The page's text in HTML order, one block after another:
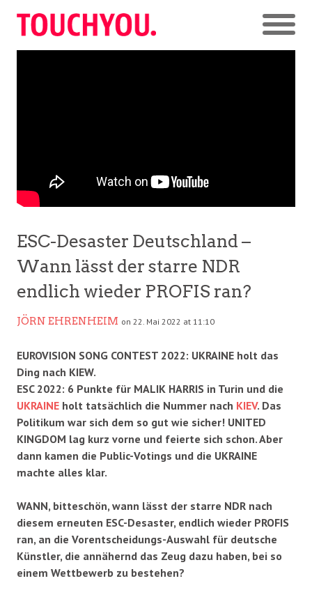
ESC-Desaster Deutschland –
Wann lässt der starre NDR
endlich wieder PROFIS ran?
JÖRN EHRENHEIM on 22. Mai 2022 at 11:10
EUROVISION SONG CONTEST 2022: UKRAINE holt das
Ding nach KIEW.
ESC 2022: 6 Punkte für MALIK HARRIS in Turin und die
UKRAINE holt tatsächlich die Nummer nach KIEV. Das
Politikum war sich dem so gut wie sicher! UNITED
KINGDOM lag kurz vorne und feierte sich schon. Aber
dann kamen die Public-Votings und die UKRAINE
machte alles klar.
WANN, bitteschön, wann lässt der starre NDR nach
diesem erneuten ESC-Desaster, endlich wieder PROFIS
ran, an die Vorentscheidungs-Auswahl für deutsche
Künstler, die annähernd das Zeug dazu haben, bei so
einem Wettbewerb zu bestehen?